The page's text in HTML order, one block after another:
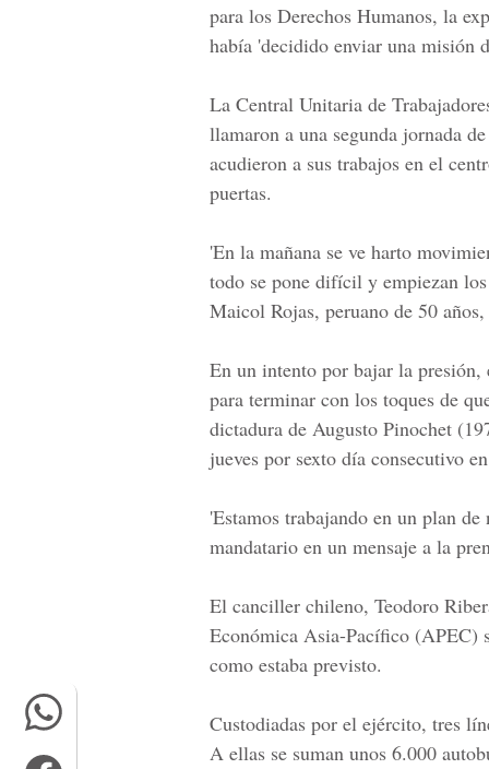
para los Derechos Humanos, la
había 'decidido enviar una misión
La Central Unitaria de
llamaron a una segunda jornada
acudieron a sus trabajos en el
puertas.
'En la mañana se ve harto
todo se pone difícil y empiezan
Maicol Rojas, peruano de 50
En un intento por bajar la presión,
para terminar con los toques de
dictadura de Augusto Pinochet
jueves por sexto día consecutivo
'Estamos trabajando en un plan
mandatario en un mensaje a la
El canciller chileno, Teodoro
Económica Asia-Pacífico (APEC)
como estaba previsto.
Custodiadas por el ejército, tres
A ellas se suman unos 6.000